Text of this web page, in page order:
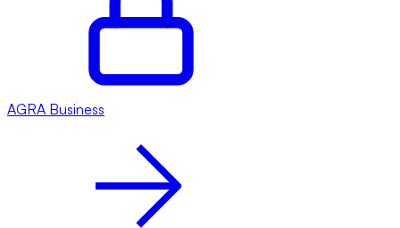
AGRA Business